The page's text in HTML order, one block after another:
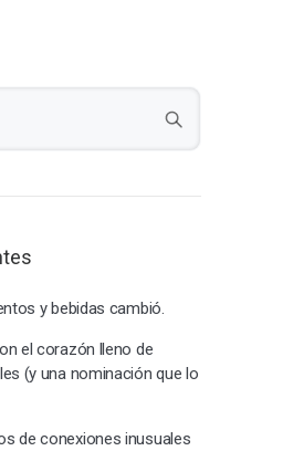
y bebidas cambió.
el corazón lleno de
(y una nominación que lo
de conexiones inusuales